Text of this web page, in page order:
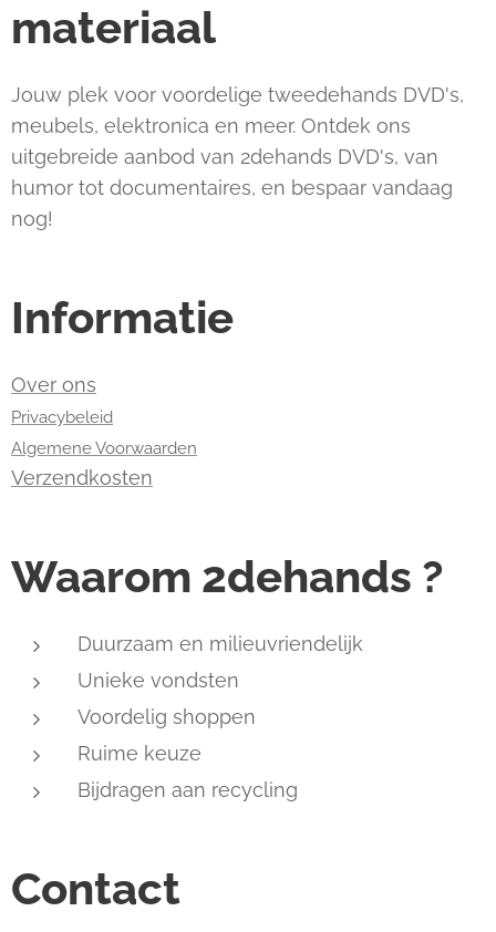
materiaal
Jouw plek voor voordelige tweedehands DVD's,
meubels, elektronica en meer. Ontdek ons
uitgebreide aanbod van 2dehands DVD's, van
humor tot documentaires, en bespaar vandaag
nog!
Informatie
Over ons
Privacybeleid
Algemene Voorwaarden
Verzendkosten
Waarom 2dehands ?
Duurzaam en milieuvriendelijk
Unieke vondsten
Voordelig shoppen
Ruime keuze
Bijdragen aan recycling
Contact